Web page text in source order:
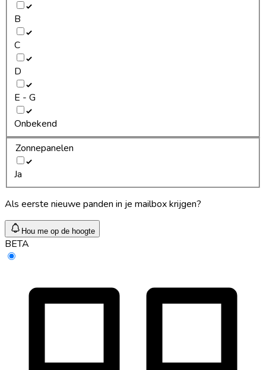
B
C
D
E - G
Onbekend
Zonnepanelen
Ja
Als eerste nieuwe panden in je mailbox krijgen?
Hou me op de hoogte
BETA